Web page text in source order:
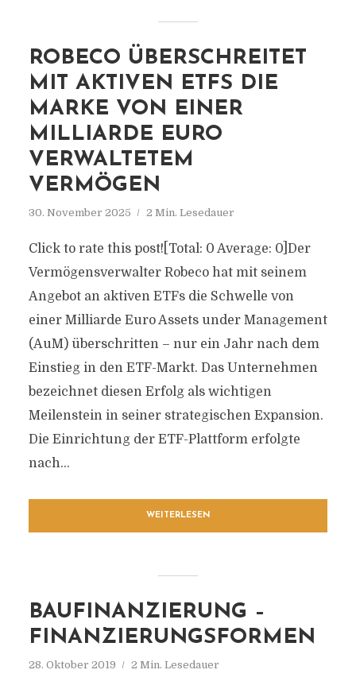
ROBECO ÜBERSCHREITET
MIT AKTIVEN ETFS DIE
MARKE VON EINER
MILLIARDE EURO
VERWALTETEM
VERMÖGEN
30. November 2025 2 Min. Lesedauer
Click to rate this post![Total: 0 Average: 0]Der
Vermögensverwalter Robeco hat mit seinem
Angebot an aktiven ETFs die Schwelle von
einer Milliarde Euro Assets under Management
(AuM) überschritten – nur ein Jahr nach dem
Einstieg in den ETF-Markt. Das Unternehmen
bezeichnet diesen Erfolg als wichtigen
Meilenstein in seiner strategischen Expansion.
Die Einrichtung der ETF-Plattform erfolgte
nach...
WEITERLESEN
BAUFINANZIERUNG –
FINANZIERUNGSFORMEN
28. Oktober 2019 2 Min. Lesedauer